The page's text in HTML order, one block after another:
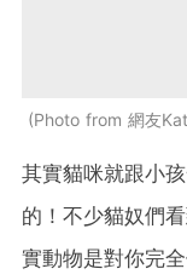
Photo from 網友
其實貓咪就跟小
的！不少貓奴們
實動物是對你完